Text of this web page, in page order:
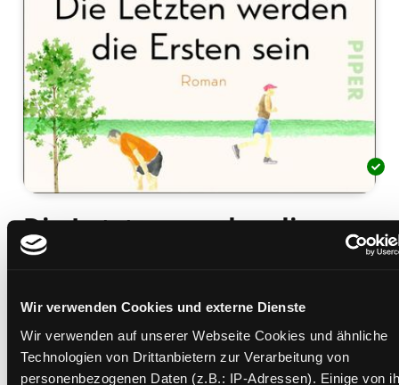
Wir verwenden Cookies und externe Dienste
Wir verwenden auf unserer Webseite Cookies und ähnliche
Technologien von Drittanbietern zur Verarbeitung von
personenbezogenen Daten (z.B.: IP-Adressen). Einige von
Die Letzten werden die
Ersten sein
Mediengruppe:Belletristik
Verfasser:Suche nach diesem Verfasser
Shriver, Lionel
Beschreibung ein-/ausblenden